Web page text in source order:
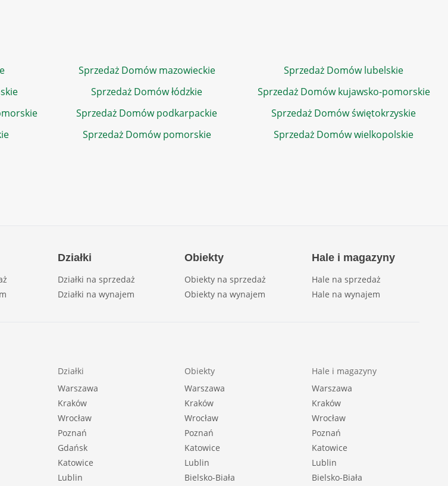
Sprzedaż Domów mazowieckie
Sprzedaż Domów lubelskie
Sprzedaż Domów łódzkie
Sprzedaż Domów kujawsko-pomorskie
Sprzedaż Domów podkarpackie
Sprzedaż Domów świętokrzyskie
Sprzedaż Domów pomorskie Sprzedaż Domów wielkopolskie
Działki
Działki na sprzedaż
Działki na wynajem
Obiekty
Obiekty na sprzedaż
Obiekty na wynajem
Hale i magazyny
Hale na sprzedaż
Hale na wynajem
Działki
Warszawa
Kraków
Wrocław
Poznań
Gdańsk
Katowice
Lublin
Obiekty
Warszawa
Kraków
Wrocław
Poznań
Katowice
Lublin
Bielsko-Biała
Hale i magazyny
Warszawa
Kraków
Wrocław
Poznań
Katowice
Lublin
Bielsko-Biała